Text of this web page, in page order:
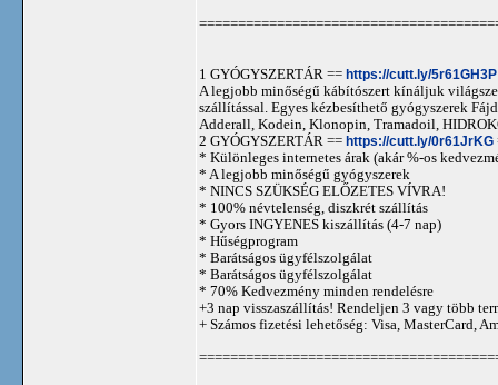
1 GYÓGYSZERTÁR == https://cutt.ly/5r61GH3P
A legjobb minőségű kábítószert kínáljuk
szállítással. Egyes kézbesíthető gyógyszerek
Adderall, Kodein, Klonopin, Tramadoil,
2 GYÓGYSZERTÁR == https://cutt.ly/0r61JrKG
* Különleges internetes árak (akár %-os
* A legjobb minőségű gyógyszerek
* NINCS SZÜKSÉG ELŐZETES VÍVRA!
* 100% névtelenség, diszkrét szállítás
* Gyors INGYENES kiszállítás (4-7 nap)
* Hűségprogram
* Barátságos ügyfélszolgálat
* Barátságos ügyfélszolgálat
* 70% Kedvezmény minden rendelésre
+3 nap visszaszállítás! Rendeljen 3 vagy több
+ Számos fizetési lehetőség: Visa, MasterCard,